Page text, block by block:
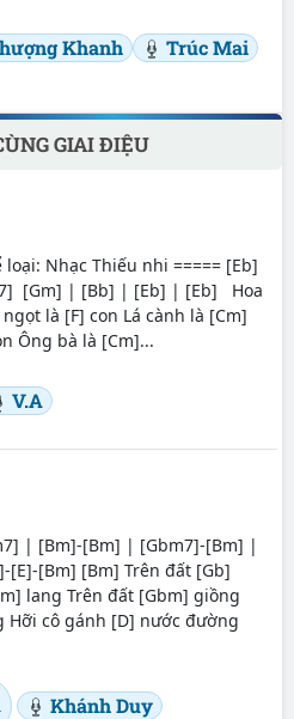
Khanh Trúc Mai
GIAI ĐIỆU
Nhạc Thiếu nhi ===== [Eb]
[Gm] | [Bb] | [Eb] | [Eb] Hoa
là [F] con Lá cành là [Cm]
Ông bà là [Cm]...
V.A
| [Bm]-[Bm] | [Gbm7]-[Bm] |
[Bm] [Bm] Trên đất [Gb]
lang Trên đất [Gbm] giồng
cô gánh [D] nước đường
Khánh Duy